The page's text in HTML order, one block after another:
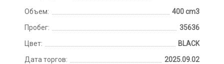
Объем:
400 cm3
Пробег:
35636
Цвет:
BLACK
Дата торгов:
2025.09.02